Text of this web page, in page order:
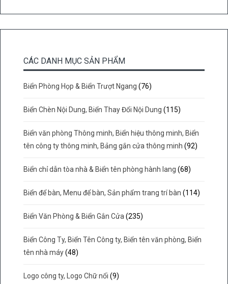
CÁC DANH MỤC SẢN PHẨM
Biển Phòng Họp & Biển Trượt Ngang (76)
Biển Chèn Nội Dung, Biển Thay Đổi Nội Dung (115)
Biển văn phòng Thông minh, Biển hiệu thông minh, Biển
tên công ty thông minh, Bảng gắn cửa thông minh (92)
Biển chỉ dẫn tòa nhà & Biển tên phòng hành lang (68)
Biển để bàn, Menu để bàn, Sản phẩm trang trí bàn (114)
Biển Văn Phòng & Biển Gắn Cửa (235)
Biển Công Ty, Biển Tên Công ty, Biển tên văn phòng, Biển
tên nhà máy (48)
Logo công ty, Logo Chữ nổi (9)